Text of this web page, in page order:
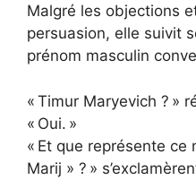
Malgré les objections
persuasion, elle suivit
prénom masculin
« Timur Maryevich ? »
« Oui. »
« Et que représente ce
Marij » ? »